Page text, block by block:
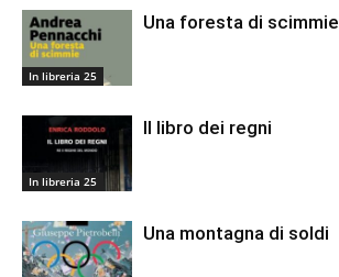
In libreria 25
Una foresta di scimmie
In libreria 25
Il libro dei regni
Una montagna di soldi